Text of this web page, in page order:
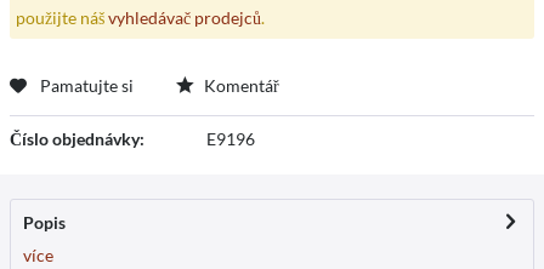
použijte nášvyhledávač prodejců.
Pamatujte si Komentář
Číslo objednávky: E9196
Popis
více